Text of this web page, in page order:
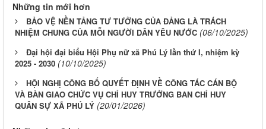
Những tin mới hơn
BẢO VỆ NỀN TẢNG TƯ TƯỞNG CỦA ĐẢNG LÀ TRÁCH
NHIỆM CHUNG CỦA MỖI NGƯỜI DÂN YÊU NƯỚC (06/10/2025)
Đại hội đại biểu Hội Phụ nữ xã Phú Lý lần thứ I, nhiệm kỳ
2025 - 2030 (10/10/2025)
HỘI NGHỊ CÔNG BỐ QUYẾT ĐỊNH VỀ CÔNG TÁC CÁN BỘ
VÀ BÀN GIAO CHỨC VỤ CHỈ HUY TRƯỞNG BAN CHỈ HUY
QUÂN SỰ XÃ PHÚ LÝ (20/01/2026)